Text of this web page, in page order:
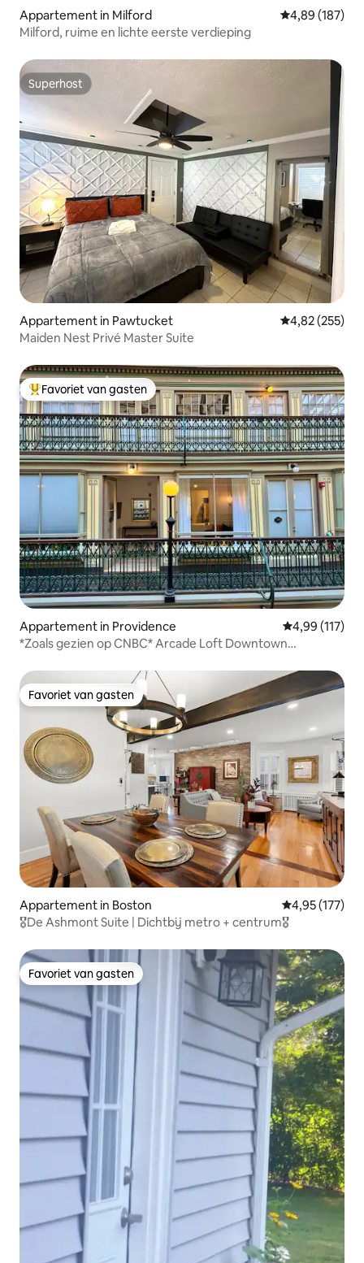
Appartement in Milford Gemiddelde
4,89 (187)
Milford, ruime en lichte eerste verdieping
Superhost
Superhost
Appartement in Pawtucket Gemiddelde
4,82 (255)
Maiden Nest Privé Master Suite
Topfavoriet van gasten
Favoriet van gasten
Appartement in Providence Gemiddelde
4,99 (117)
*Zoals gezien op CNBC* Arcade Loft Downtown
Favoriet van gasten
Favoriet van gasten
Appartement in Boston Gemiddelde
4,95 (177)
🎖De Ashmont Suite | Dichtbij metro + centrum🎖
Favoriet van gasten
Favoriet van gasten